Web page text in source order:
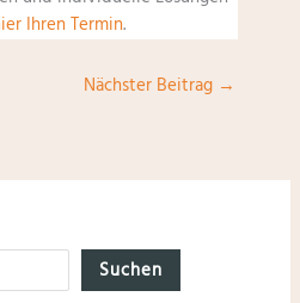
Ihren Termin.
Nächster Beitrag →
Suchen